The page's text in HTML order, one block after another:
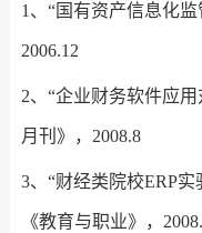
1、“国有资产信息化
2006.12
2、“企业财务软件应
月刊》，2008.8
3、“财经类院校ERP实
《教育与职业》，